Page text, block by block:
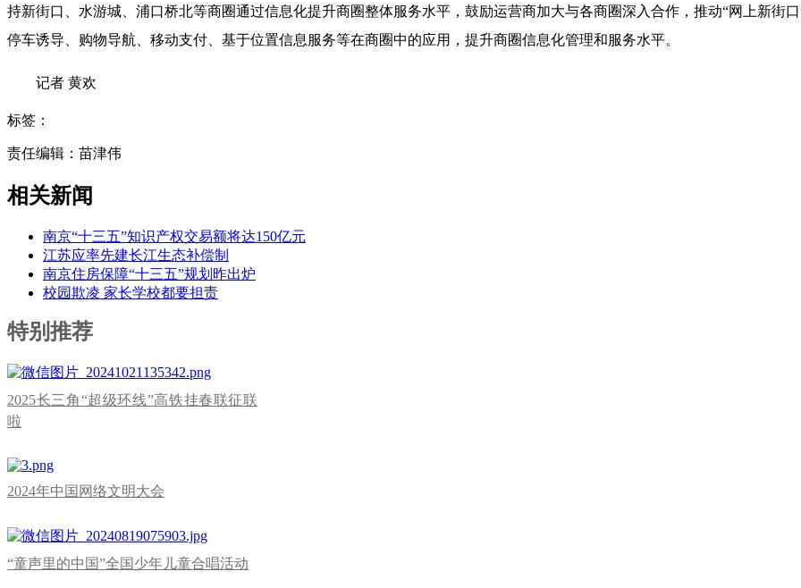
持新街口、水游城、浦口桥北等商圈通过信息化提升商圈整体服务水平，鼓励运营商加大与各商圈深入合作，推动“网上新街
停车诱导、购物导航、移动支付、基于位置信息服务等在商圈中的应用，提升商圈信息化管理和服务水平。
记者 黄欢
标签：
责任编辑：苗津伟
相关新闻
南京“十三五”知识产权交易额将达150亿元
江苏应率先建长江生态补偿制
南京住房保障“十三五”规划昨出炉
校园欺凌 家长学校都要担责
特别推荐
2025长三角“超级环线”高铁挂春联征联
啦
2024年中国网络文明大会
“童声里的中国”全国少年儿童合唱活动